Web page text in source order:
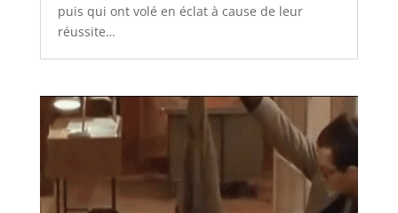
puis qui ont volé en éclat à cause de leur
réussite…